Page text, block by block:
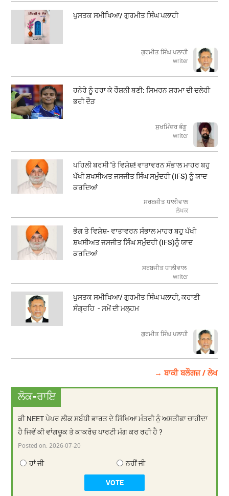
ਪੁਸਤਕ ਸਮੀਖਿਆ/ ਗੁਰਮੀਤ ਸਿੰਘ ਪਲਾਹੀ
ਗੁਰਮੀਤ ਸਿੰਘ ਪਲਾਹੀ
writer
ਹਨੇਰੇ ਨੂੰ ਹਰਾ ਕੇ ਰੌਸ਼ਨੀ ਬਣੀ: ਸਿਮਰਨ ਸ਼ਰਮਾ ਦੀ ਦਲੇਰੀ
ਭਰੀ ਦੌੜ
ਸੁਖਮਿੰਦਰ ਭੰਗੂ
writer
ਪਹਿਲੀ ਬਰਸੀ 'ਤੇ ਵਿਸ਼ੇਸ਼! ਵਾਤਾਵਰਨ ਸੰਭਾਲ ਮਾਹਰ ਬਹੁ
ਪੱਖੀ ਸ਼ਖਸੀਅਤ ਜਸਜੀਤ ਸਿੰਘ ਸਮੁੰਦਰੀ (IFS) ਨੂੰ ਯਾਦ
ਕਰਦਿਆਂ
ਸਰਬਜੀਤ ਧਾਲੀਵਾਲ
ਲੇਖਕ
ਭੋਗ ਤੇ ਵਿਸ਼ੇਸ਼- ਵਾਤਾਵਰਨ ਸੰਭਾਲ ਮਾਹਰ ਬਹੁ ਪੱਖੀ
ਸ਼ਖਸੀਅਤ ਜਸਜੀਤ ਸਿੰਘ ਸਮੁੰਦਰੀ (IFS)ਨੂੰ ਯਾਦ
ਕਰਦਿਆਂ
ਸਰਬਜੀਤ ਧਾਲੀਵਾਲ
writer
ਪੁਸਤਕ ਸਮੀਖਿਆ/ ਗੁਰਮੀਤ ਸਿੰਘ ਪਲਾਹੀ, ਕਹਾਣੀ
ਸੰਗ੍ਰਹਿ - ਸਮੇਂ ਦੀ ਮਲ੍ਹਮ
ਗੁਰਮੀਤ ਸਿੰਘ ਪਲਾਹੀ
→ ਬਾਕੀ ਬਲੌਗਜ਼ / ਲੇਖ
ਲੋਕ-ਰਾਇ
ਕੀ NEET ਪੇਪਰ ਲੀਕ ਸਬੰਧੀ ਭਾਰਤ ਦੇ ਸਿੱਖਿਆ ਮੰਤਰੀ ਨੂੰ ਅਸਤੀਫਾ ਚਾਹੀਦਾ
ਹੈ ਜਿਵੇਂ ਕੀ ਵਾਂਗਚੂਕ ਤੇ ਕਾਕਰੋਚ ਪਾਰਟੀ ਮੰਗ ਕਰ ਰਹੀ ਹੈ ?
Posted on:2026-07-20
ਹਾਂ ਜੀ ਨਹੀਂ ਜੀ